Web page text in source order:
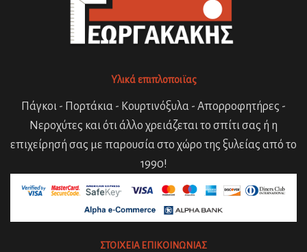
Υλικά επιπλοποιϊας
Πάγκοι - Πορτάκια - Κουρτινόξυλα - Απορροφητήρες -
Νεροχύτες και ότι άλλο χρειάζεται το σπίτι σας ή η
επιχείρησή σας με παρουσία στο χώρο της ξυλείας από το
1990!
ΣΤΟΙΧΕΙΑ ΕΠΙΚΟΙΝΩΝΙΑΣ